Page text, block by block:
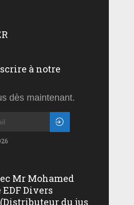
à notre
dès maintenant.
Mr Mohamed
EDF Divers
du jus